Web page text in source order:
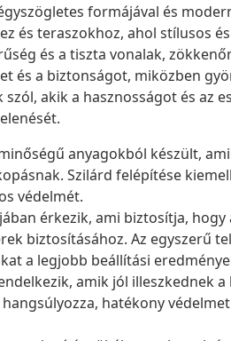
formájával és
és teraszokhoz, ahol stílusos
és a tiszta vonalak,
és a biztonságot, miközben
akik a hasznosságot és az
anyagokból készült,
Szilárd felépítése
védelmét.
érkezik, ami biztosítja, hogy
biztosításához. Az egyszerű
a legjobb beállítási
amik jól illeszkednek
hatékony